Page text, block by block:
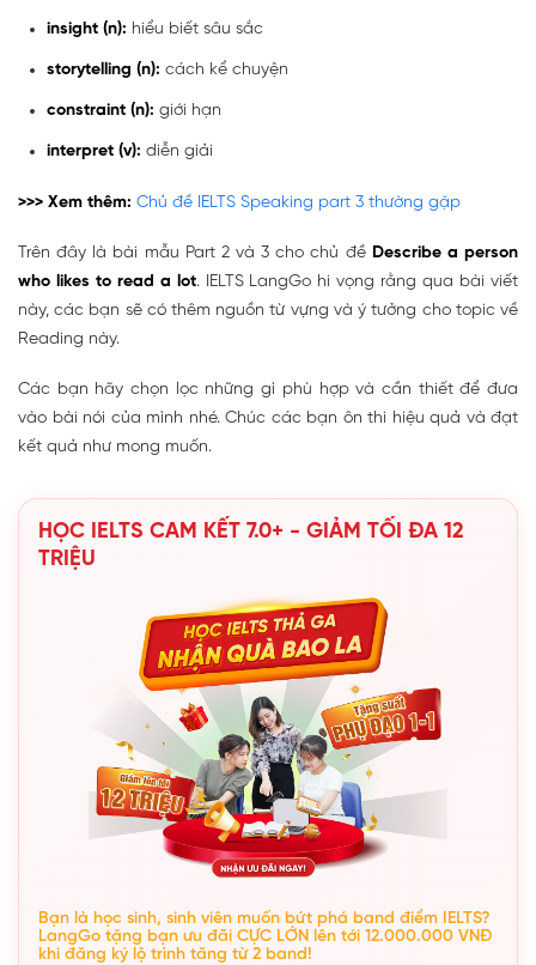
insight (n): hiểu biết sâu sắc
storytelling (n): cách kể chuyện
constraint (n): giới hạn
interpret (v): diễn giải
>>> Xem thêm: Chủ đề IELTS Speaking part 3 thường gặp
Trên đây là bài mẫu Part 2 và 3 cho chủ đề Describe a person
who likes to read a lot. IELTS LangGo hi vọng rằng qua bài viết
này, các bạn sẽ có thêm nguồn từ vựng và ý tưởng cho topic về
Reading này.
Các bạn hãy chọn lọc những gì phù hợp và cần thiết để đưa
vào bài nói của mình nhé. Chúc các bạn ôn thi hiệu quả và đạt
kết quả như mong muốn.
HỌC IELTS CAM KẾT 7.0+ - GIẢM TỐI ĐA 12
TRIỆU
Bạn là học sinh, sinh viên muốn bứt phá band điểm IELTS?
LangGo tặng bạn ưu đãi CỰC LỚN lên tới 12.000.000 VNĐ
khi đăng ký lộ trình tăng từ 2 band!